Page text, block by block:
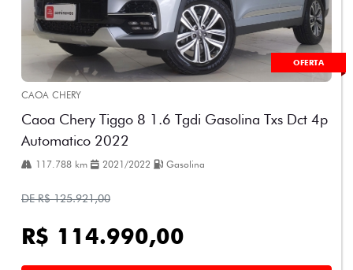
OFERTA
CAOA CHERY
Caoa Chery Tiggo 8 1.6 Tgdi Gasolina Txs Dct 4p
Automatico 2022
117.788 km 2021/2022 Gasolina
DE R$ 125.921,00
R$ 114.990,00